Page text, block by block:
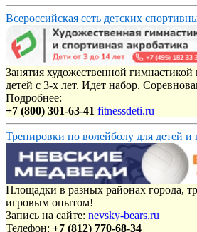
Всероссийская сеть детских
Занятия художественной гимнастикой
детей с 3-х лет. Идет набор.
Подробнее:
+7 (800) 301-63-41 fitnessdeti.ru
Тренировки по волейболу для детей и
Площадки в разных районах города,
игровым опытом!
Запись на сайте: nevsky-bears.ru
Телефон: +7 (812) 770-68-34